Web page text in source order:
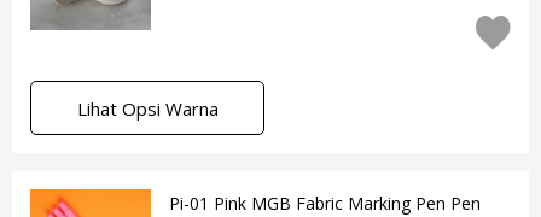
Lihat Opsi Warna
Pi-01 Pink MGB Fabric Marking Pen Pen